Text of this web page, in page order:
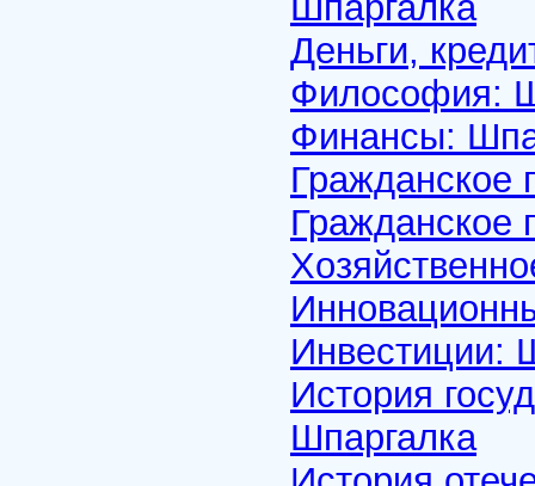
Деньги,
Философия:
Финансы:
Гражданское
Гражданское
Инвестиции:
История
Шпаргалка